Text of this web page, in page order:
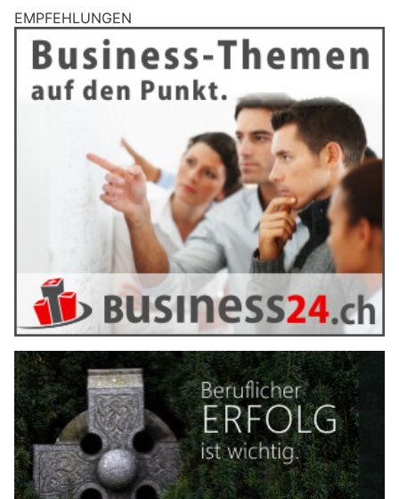
EMPFEHLUNGEN